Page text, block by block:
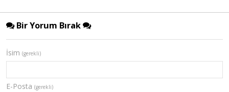
Bir Yorum Bırak
İsim (gerekli)
E-Posta (gerekli)